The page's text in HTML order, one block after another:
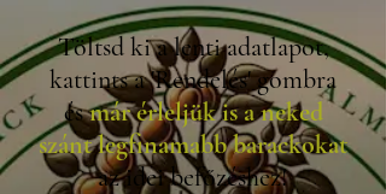
Töltsd ki a lenti adatlapot,
kattints a 'Rendelés' gombra
ésmár érleljük is a neked
szánt legfinamabb barackokat
az idei befőzéshez!